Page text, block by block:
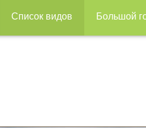
Список видов Большой